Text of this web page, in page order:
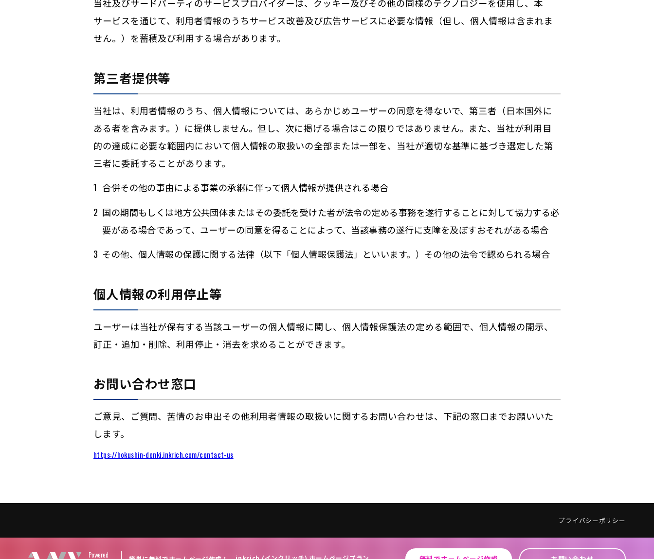
当社及びサードパーティのサービスプロバイダーは、クッキー及びその他の同様のテクノロジーを使用し、本
サービスを通じて、利用者情報のうちサービス改善及び広告サービスに必要な情報（但し、個人情報は含まれま
せん。）を蓄積及び利用する場合があります。
第三者提供等
当社は、利用者情報のうち、個人情報については、あらかじめユーザーの同意を得ないで、第三者（日本国外に
ある者を含みます。）に提供しません。但し、次に掲げる場合はこの限りではありません。また、当社が利用目
的の達成に必要な範囲内において個人情報の取扱いの全部または一部を、当社が適切な基準に基づき選定した第
三者に委託することがあります。
合併その他の事由による事業の承継に伴って個人情報が提供される場合
国の期間もしくは地方公共団体またはその委託を受けた者が法令の定める事務を遂行することに対して協力する必
要がある場合であって、ユーザーの同意を得ることによって、当該事務の遂行に支障を及ぼすおそれがある場合
その他、個人情報の保護に関する法律（以下「個人情報保護法」といいます。）その他の法令で認められる場合
個人情報の利用停止等
ユーザーは当社が保有する当該ユーザーの個人情報に関し、個人情報保護法の定める範囲で、個人情報の開示、
訂正・追加・削除、利用停止・消去を求めることができます。
お問い合わせ窓口
ご意見、ご質問、苦情のお申出その他利用者情報の取扱いに関するお問い合わせは、下記の窓口までお願いいた
します。
https://hokushin-denki.inkrich.com/contact-us
プライバシーポリシー
Powered